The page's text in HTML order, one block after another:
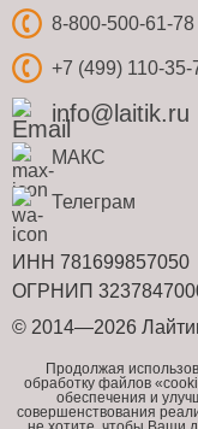
8-800-500-61-78
+7 (499) 110-35-
info@laitik.ru
МАКС
Телеграм
ИНН 781699857050
ОГРНИП
© 2014—2026
Продолжая
обработку файлов
обеспечения и
совершенствования